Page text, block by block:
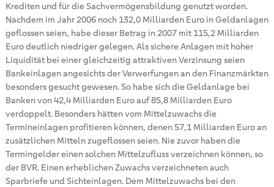
Krediten und für die Sachvermögensbildung genutzt worden.
Nachdem im Jahr 2006 noch 132,0 Milliarden Euro in Geldanlagen
geflossen seien, habe dieser Betrag in 2007 mit 115,2 Milliarden
Euro deutlich niedriger gelegen. Als sichere Anlagen mit hoher
Liquidität bei einer gleichzeitig attraktiven Verzinsung seien
Bankeinlagen angesichts der Verwerfungen an den Finanzmärkten
besonders gesucht gewesen. So habe sich die Geldanlage bei
Banken von 42,4 Milliarden Euro auf 85,8 Milliarden Euro
verdoppelt. Besonders hätten vom Mittelzuwachs die
Termineinlagen profitieren können, denen 57,1 Milliarden Euro an
zusätzlichen Mitteln zugeflossen seien. Nie zuvor haben die
Termingelder einen solchen Mittelzufluss verzeichnen können, so
der BVR. Einen erheblichen Zuwachs verzeichneten auch
Sparbriefe und Sichteinlagen. Dem Mittelzuwachs bei den